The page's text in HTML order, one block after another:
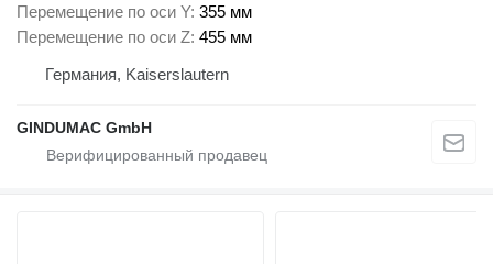
Перемещение по оси Y 355 мм
Перемещение по оси Z 455 мм
Германия, Kaiserslautern
GINDUMAC GmbH